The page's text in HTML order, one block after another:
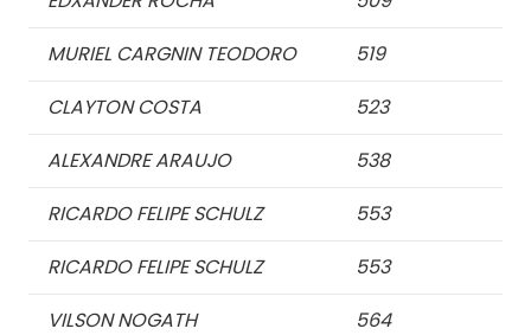
MURIEL CARGNIN TEODORO
519
CLAYTON COSTA
523
ALEXANDRE ARAUJO
538
RICARDO FELIPE SCHULZ
553
RICARDO FELIPE SCHULZ
553
VILSON NOGATH
564